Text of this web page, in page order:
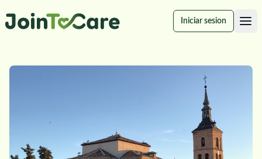
Iniciar sesion